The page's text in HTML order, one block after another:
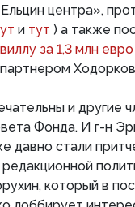
центра»,
и тут ) а также
за 1,3 млн
и другие
Фонда. И г-н
давно стали
который в